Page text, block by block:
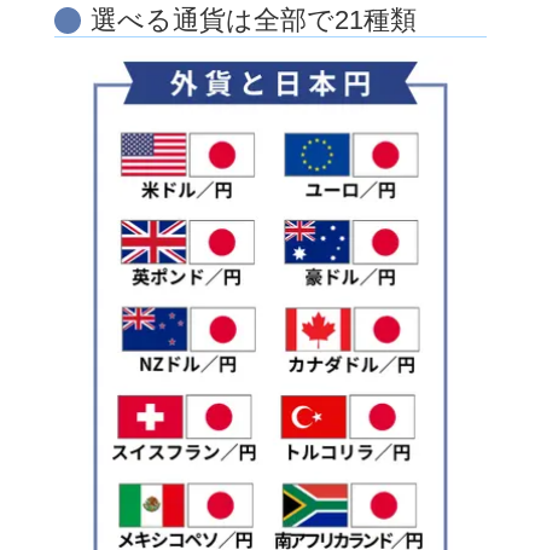
選べる通貨は全部で21種類